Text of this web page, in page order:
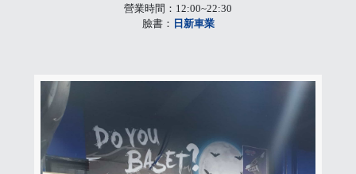
營業時間：12:00~22:30
臉書： 日新車業